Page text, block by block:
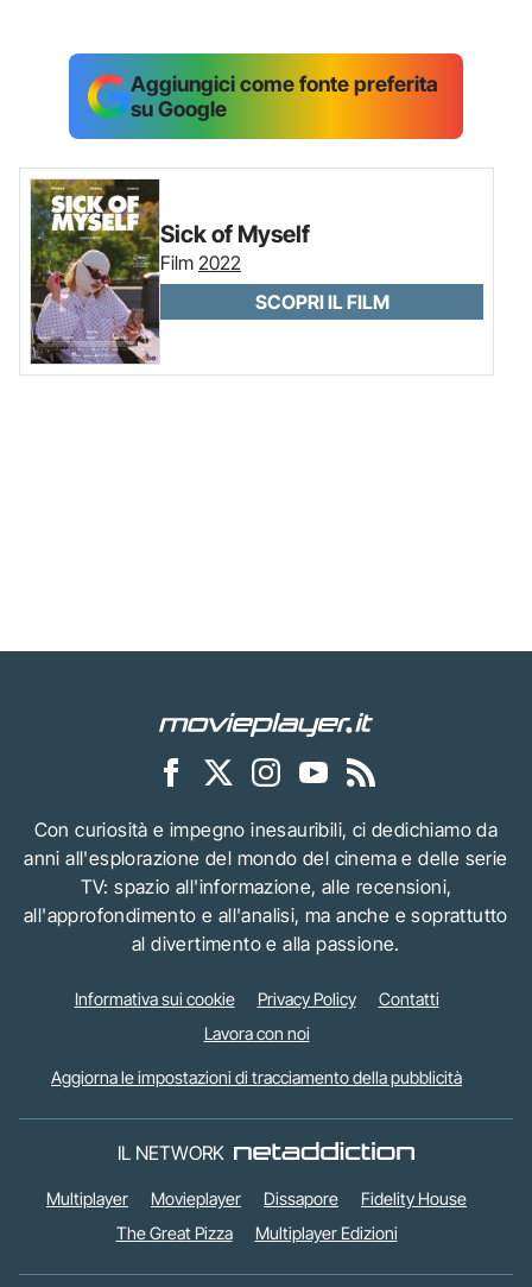
Aggiungici come fonte preferita
su Google
Sick of Myself
Film 2022
SCOPRI IL FILM
Con curiosità e impegno inesauribili, ci dedichiamo da
anni all'esplorazione del mondo del cinema e delle serie
TV: spazio all'informazione, alle recensioni,
all'approfondimento e all'analisi, ma anche e soprattutto
al divertimento e alla passione.
Informativa sui cookie Privacy Policy
Contatti
Lavora con noi
Aggiorna le impostazioni di tracciamento della pubblicità
IL NETWORK
Multiplayer Movieplayer Dissapore
Fidelity House
The Great Pizza
Multiplayer Edizioni